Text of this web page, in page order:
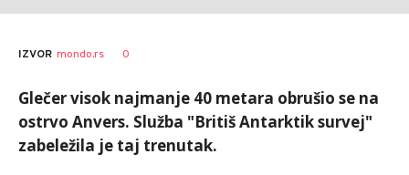
AUTOR sputnik
IZVOR mondo.rs 0
Glečer visok najmanje 40 metara obrušio se na
ostrvo Anvers. Služba "Britiš Antarktik survej"
zabeležila je taj trenutak.